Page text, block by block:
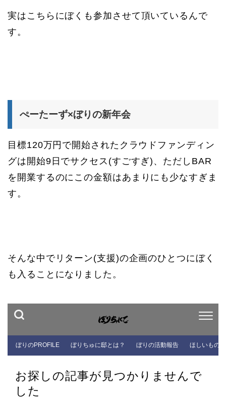
実はこちらにぼくも参加させて頂いているんで
す。
ぺーたーず×ぼりの新年会
目標120万円で開始されたクラウドファンディン
グは開始9日でサクセス(すごすぎ)、ただしBAR
を開業するのにこの金額はあまりにも少なすぎま
す。
そんな中でリターン(支援)の企画のひとつにぼく
も入ることになりました。